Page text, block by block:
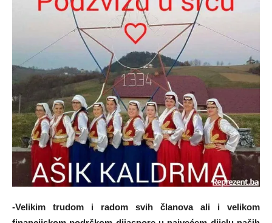
-Velikim trudom i radom svih članova ali i velikom